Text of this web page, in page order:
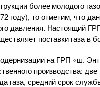
более молодого
году), то отметим, что
давления. Настоящий
поставки газа
на ГРП «ш.
производства:
газа, средний срок